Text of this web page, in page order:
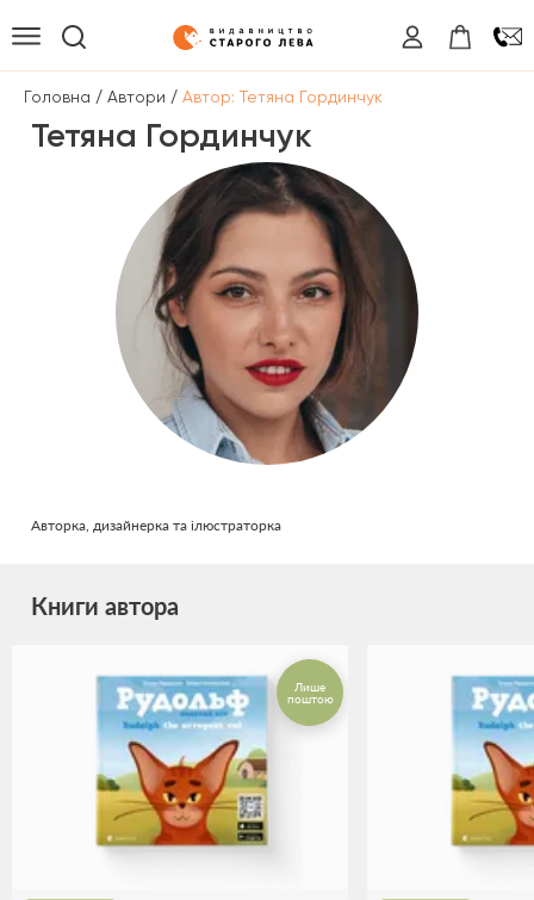
Головна / Автори / Автор: Тетяна Гординчук
Тетяна Гординчук
Авторка, дизайнерка та ілюстраторка
Книги автора
Лише
поштою